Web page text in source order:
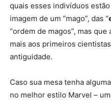
quais esses indivíduos
imagem de um “mago”, das “
“ordem de magos”, mas
mais aos primeiros
antiguidade.
Caso sua mesa tenha
no melhor estilo Marvel –